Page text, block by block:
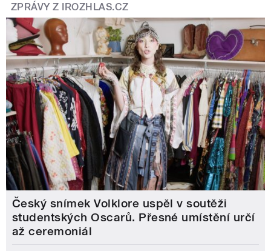
ZPRÁVY Z IROZHLAS.CZ
Český snímek Volklore uspěl v soutěži
studentských Oscarů. Přesné umístění určí
až ceremoniál